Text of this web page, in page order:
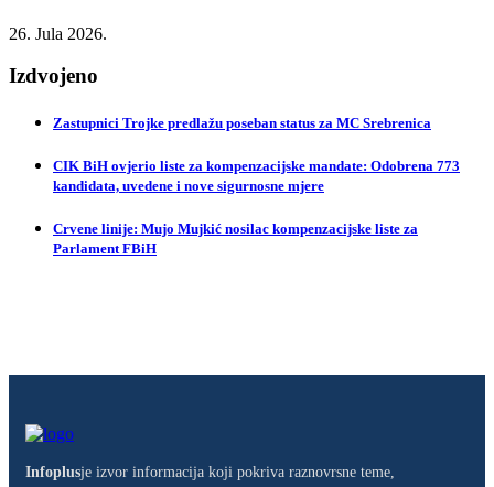
26. Jula 2026.
Izdvojeno
Zastupnici Trojke predlažu poseban status za MC Srebrenica
CIK BiH ovjerio liste za kompenzacijske mandate: Odobrena 773
kandidata, uvedene i nove sigurnosne mjere
Crvene linije: Mujo Mujkić nosilac kompenzacijske liste za
Parlament FBiH
Infoplusje izvor informacija koji pokriva raznovrsne teme,